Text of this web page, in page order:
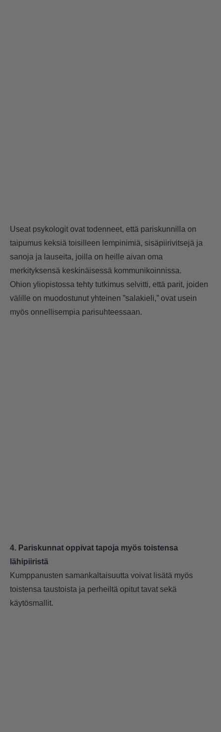
Useat psykologit ovat todenneet, että pariskunnilla on
taipumus keksiä toisilleen lempinimiä, sisäpiirivitsejä ja
sanoja ja lauseita, joilla on heille aivan oma
merkityksensä keskinäisessä kommunikoinnissa.
Ohion yliopistossa tehty tutkimus selvitti, että parit, joiden
välille on muodostunut yhteinen ”salakieli,” ovat usein
myös onnellisempia parisuhteessaan.
4. Pariskunnat oppivat tapoja myös toistensa
lähipiiristä
Kumppanusten samankaltaisuutta voivat lisätä myös
toistensa taustoista ja perheiltä opitut tavat sekä
käytösmallit.